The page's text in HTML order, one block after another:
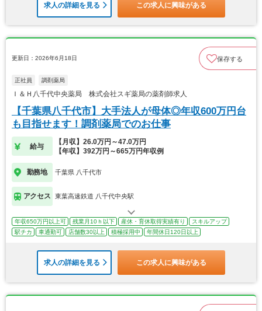
求人の詳細を見る この求人に興味がある
更新日：2026年6月18日 保存する
正社員 調剤薬局
Ｉ＆Ｈ八千代中央薬局 株式会社スギ薬局の薬剤師求人
【千葉県八千代市】大手法人が母体◎年収600万円台
も目指せます！調剤薬局でのお仕事
給与
【月収】26.0万円～47.0万円
【年収】392万円～665万円年収例
勤務地 千葉県 八千代市
アクセス 東葉高速鉄道 八千代中央駅
年収650万円以上可 残業月10ｈ以下 産休・育休取得実績有り
スキルアップ
駅チカ
車通勤可 店舗数30以上 積極採用中 年間休日120日以上
求人の詳細を見る この求人に興味がある